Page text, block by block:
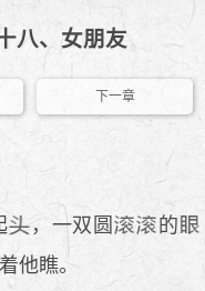
八、女朋友
下一章
，一双圆
的
他瞧。